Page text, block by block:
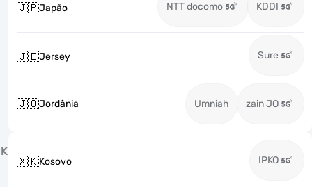
🇯🇵Japão NTT docomo KDDI
🇯🇪Jersey Sure
🇯🇴Jordânia Umniah zain JO
K
🇽🇰Kosovo IPKO